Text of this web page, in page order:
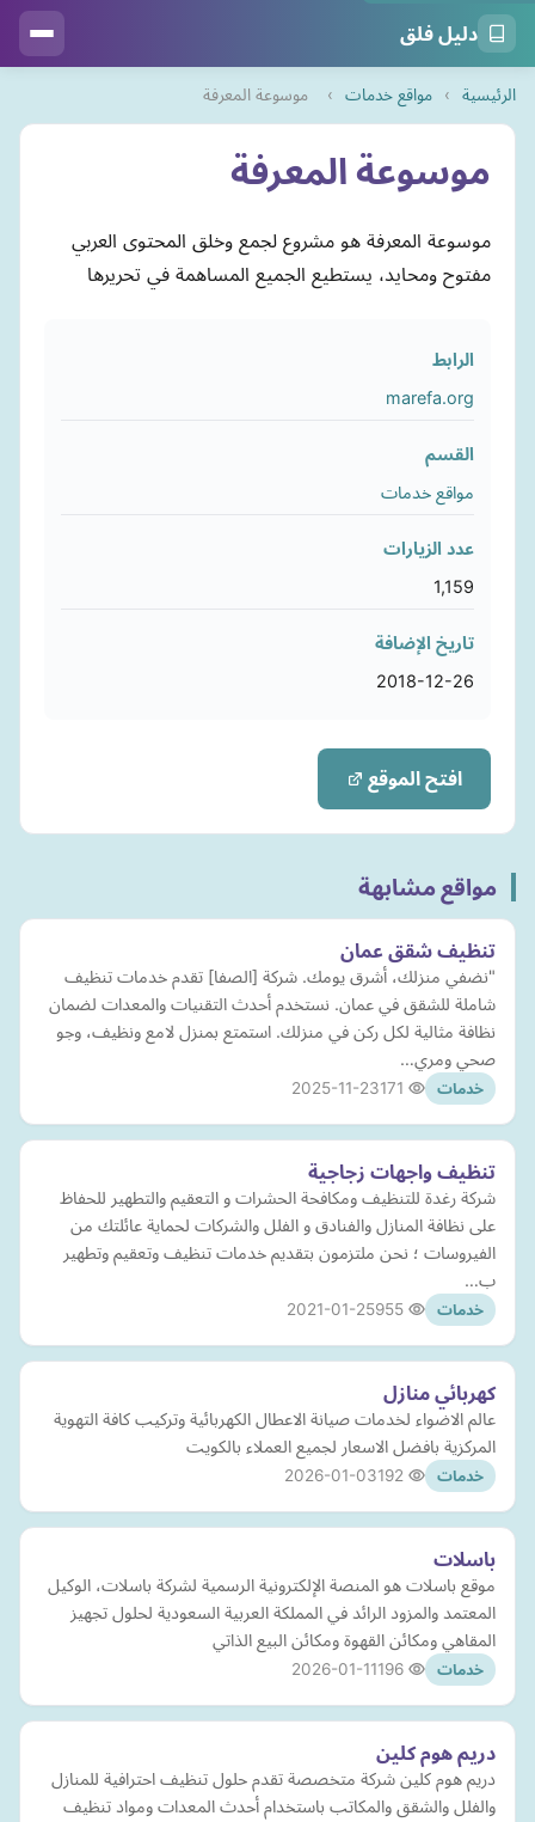
دليل فلق
الرئيسية › مواقع خدمات › موسوعة المعرفة
موسوعة المعرفة
موسوعة المعرفة هو مشروع لجمع وخلق المحتوى العربي
مفتوح ومحايد، يستطيع الجميع المساهمة في تحريرها
الرابط
marefa.org
القسم
مواقع خدمات
عدد الزيارات
1,159
تاريخ الإضافة
2018-12-26
افتح الموقع
مواقع مشابهة
تنظيف شقق عمان
"نضفي منزلك، أشرق يومك. شركة [الصفا] تقدم خدمات تنظيف
شاملة للشقق في عمان. نستخدم أحدث التقنيات والمعدات لضمان
نظافة مثالية لكل ركن في منزلك. استمتع بمنزل لامع ونظيف، وجو
صحي ومري…
خدمات 2025-11-23
تنظيف واجهات زجاجية
شركة رغدة للتنظيف ومكافحة الحشرات و التعقيم والتطهير للحفاظ
على نظافة المنازل والفنادق و الفلل والشركات لحماية عائلتك من
الفيروسات ؛ نحن ملتزمون بتقديم خدمات تنظيف وتعقيم وتطهير
ب…
خدمات 2021-01-25
كهربائي منازل
عالم الاضواء لخدمات صيانة الاعطال الكهربائية وتركيب كافة التهوية
المركزية بافضل الاسعار لجميع العملاء بالكويت
خدمات 2026-01-03
باسلات
موقع باسلات هو المنصة الإلكترونية الرسمية لشركة باسلات، الوكيل
المعتمد والمزود الرائد في المملكة العربية السعودية لحلول تجهيز
المقاهي ومكائن القهوة ومكائن البيع الذاتي
خدمات 2026-01-11
دريم هوم كلين
دريم هوم كلين شركة متخصصة تقدم حلول تنظيف احترافية للمنازل
والفلل والشقق والمكاتب باستخدام أحدث المعدات ومواد تنظيف